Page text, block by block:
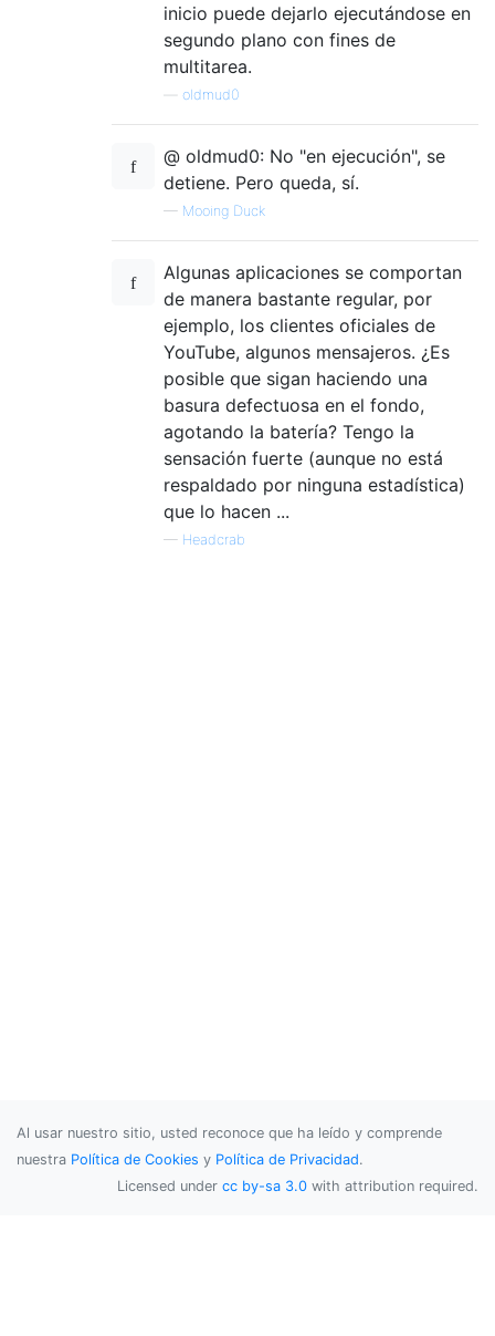
inicio puede dejarlo ejecutándose en
segundo plano con fines de
multitarea.
oldmud0
@ oldmud0: No "en ejecución", se
detiene. Pero queda, sí.
— Mooing Duck
Algunas aplicaciones se comportan
de manera bastante regular, por
ejemplo, los clientes oficiales de
YouTube, algunos mensajeros. ¿Es
posible que sigan haciendo una
basura defectuosa en el fondo,
agotando la batería? Tengo la
sensación fuerte (aunque no está
respaldado por ninguna estadística)
que lo hacen ...
— Headcrab
Al usar nuestro sitio, usted reconoce que ha leído y comprende
nuestra Política de Cookies y Política de Privacidad.
Licensed under cc by-sa 3.0 with attribution required.